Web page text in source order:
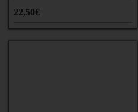
22,50€